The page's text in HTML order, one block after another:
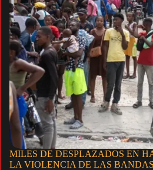
MILES DE DESPLAZADOS EN
LA VIOLENCIA DE LAS